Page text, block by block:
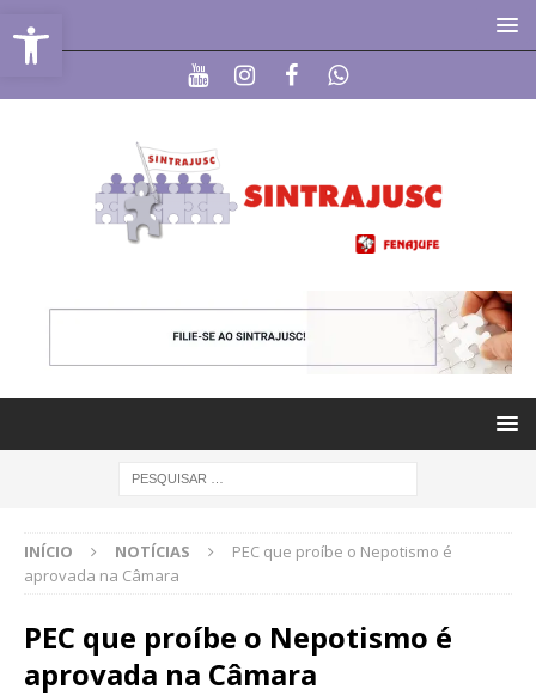
Abrir a barra de ferramentas
INÍCIO NOTÍCIAS
PEC que proíbe o Nepotismo é
aprovada na Câmara
PEC que proíbe o Nepotismo é
aprovada na Câmara